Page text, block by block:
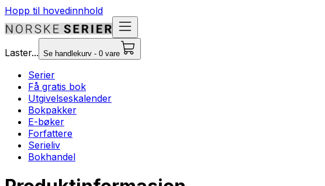
Hopp til hovedinnhold
Laster... Se handlekurv - 0 vare
Serier
Få gratis bok
Utgivelseskalender
Bokpakker
E-bøker
Forfattere
Serieliv
Bokhandel